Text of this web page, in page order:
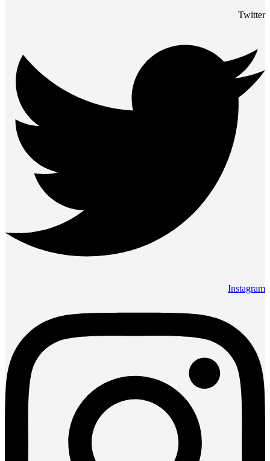
Twitter
Instagram